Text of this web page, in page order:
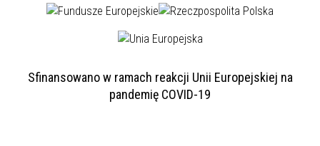
Sfinansowano w ramach reakcji Unii Europejskiej na
pandemię COVID-19